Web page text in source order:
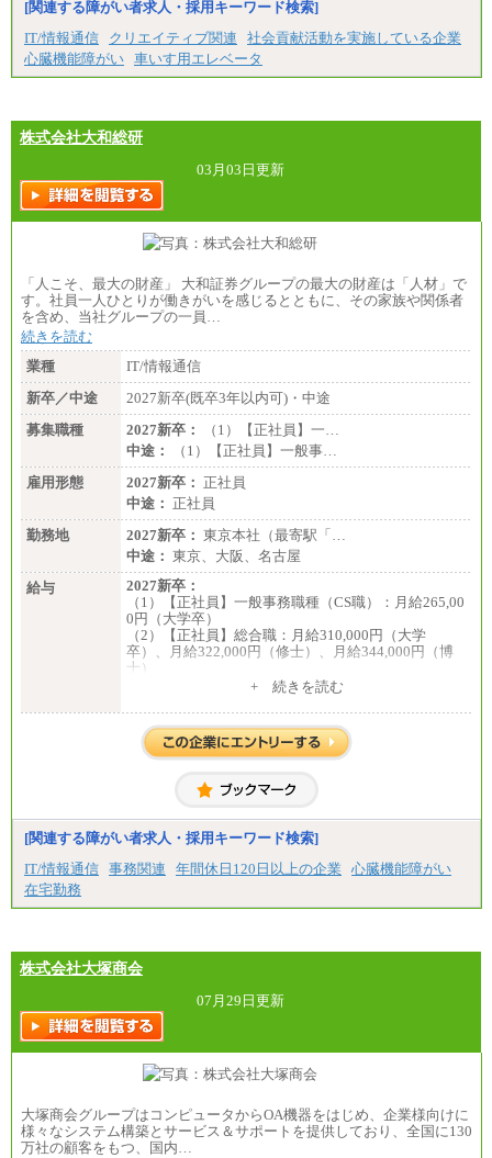
中途：
■正社員採用■
＜総合職＞
大学院博士 ： 月給345,700円～
高専・短大： 月給285,700円～
＜一般職＞
大学(学部・院)・高専（専攻科）： 月給253,100
円～
高専・短大： 月給248,100円～
※試用期間中の条件変更：無
[関連する障がい者求人・採用キーワード検索]
IT/情報通信
クリエイティブ関連
社会貢献活動を実施している企業
心臓機能障がい 車いす用エレベータ
株式会社大和総研
03月03日更新
「人こそ、最大の財産」 大和証券グループの最大の財産は「人材」で
す。社員一人ひとりが働きがいを感じるとともに、その家族や関係者
を含め、当社グループの一員…
続きを読む
業種
IT/情報通信
新卒／中途
2027新卒(既卒3年以内可)・中途
募集職種
2027新卒：
（1）【正社員】一…
中途：
（1）【正社員】一般事…
雇用形態
2027新卒： 正社員
中途： 正社員
勤務地
2027新卒： 東京本社（最寄駅「…
中途： 東京、大阪、名古屋
給与
2027新卒：
（1）【正社員】一般事務職種（CS職）：月給265,00
0円（大学卒）
（2）【正社員】総合職：月給310,000円（大学
卒）、月給322,000円（修士）、月給344,000円（博
士）
いません。
※一般事務職種（CS職）の大学院修了者は大学卒の
金額を最低額とし、
たします。
下記は新卒採用の給与です。経験者採用の場合、下
記を再下限としてご経験に応じた金額となります。
（1）【正社員】一般事務職種（CS職）：月給255,00
+ 続きを読む
[関連する障がい者求人・採用キーワード検索]
IT/情報通信 事務関連 年間休日120日以上の企業
心臓機能障がい
在宅勤務
株式会社大塚商会
07月29日更新
大塚商会グループはコンピュータからOA機器をはじめ、企業様向けに
様々なシステム構築とサービス＆サポートを提供しており、全国に130
万社の顧客をもつ、国内…